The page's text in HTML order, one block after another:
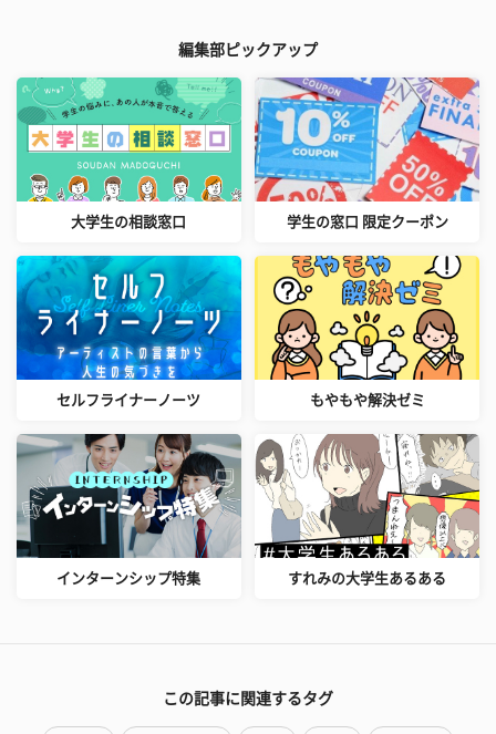
編集部ピックアップ
大学生の相談窓口 学生の窓口 限定クーポン
セルフライナーノーツ もやもや解決ゼミ
インターンシップ特集 すれみの大学生あるある
この記事に関連するタグ